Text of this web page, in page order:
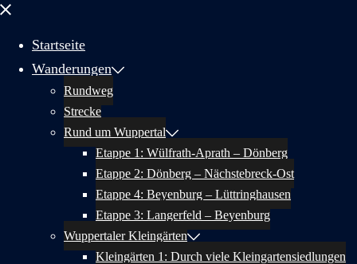
Menü
Startseite
Wanderungen
Rundweg
Strecke
Rund um Wuppertal
Etappe 1: Wülfrath-Aprath – Dönberg
Etappe 2: Dönberg – Nächstebreck-Ost
Etappe 4: Beyenburg – Lüttringhausen
Etappe 3: Langerfeld – Beyenburg
Wuppertaler Kleingärten
Kleingärten 1: Durch viele Kleingartensiedlungen